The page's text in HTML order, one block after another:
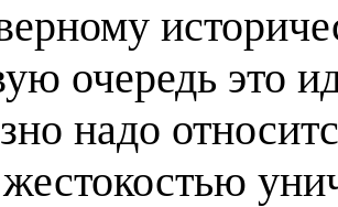
очередь это
надо